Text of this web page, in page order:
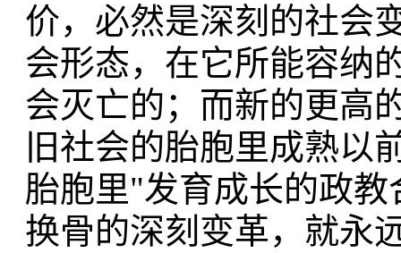
价，必然是深刻的社会
会形态，在它所能容纳
会灭亡的；而新的更高
旧社会的胎胞里成熟以
胎胞里"发育成长的政
换骨的深刻变革，就永